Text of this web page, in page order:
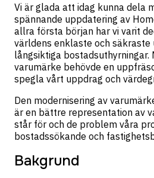
Vi är glada att idag kunna dela
spännande uppdatering av
allra första början har vi varit
världens enklaste och
långsiktiga bostadsuthyrningar.
varumärke behövde en
spegla vårt uppdrag och
Den modernisering av
är en bättre representation av
står för och de problem våra
bostadssökande och
Bakgrund